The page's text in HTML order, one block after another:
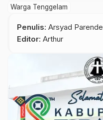
Warga Tenggelam
Penulis: Arsyad Parende
Editor: Arthur